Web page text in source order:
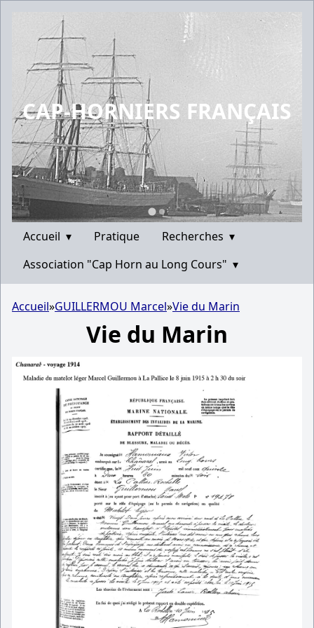
CAP-HORNIERS FRANÇAIS
Accueil ▾ Pratique Recherches ▾
Association "Cap Horn au Long Cours" ▾
Accueil»GUILLERMOU Marcel»Vie du Marin
Vie du Marin